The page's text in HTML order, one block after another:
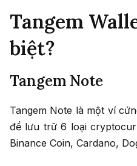
Tangem
biệt?
Tangem Note
Tangem Note là một ví
để lưu trữ 6 loại
Binance Coin, Cardano,